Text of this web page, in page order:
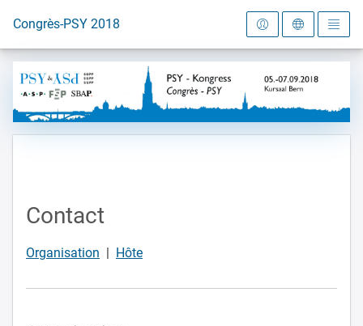
Vers la page d'accueil
Congrès-PSY 2018
Contact
Organisation | Hôte